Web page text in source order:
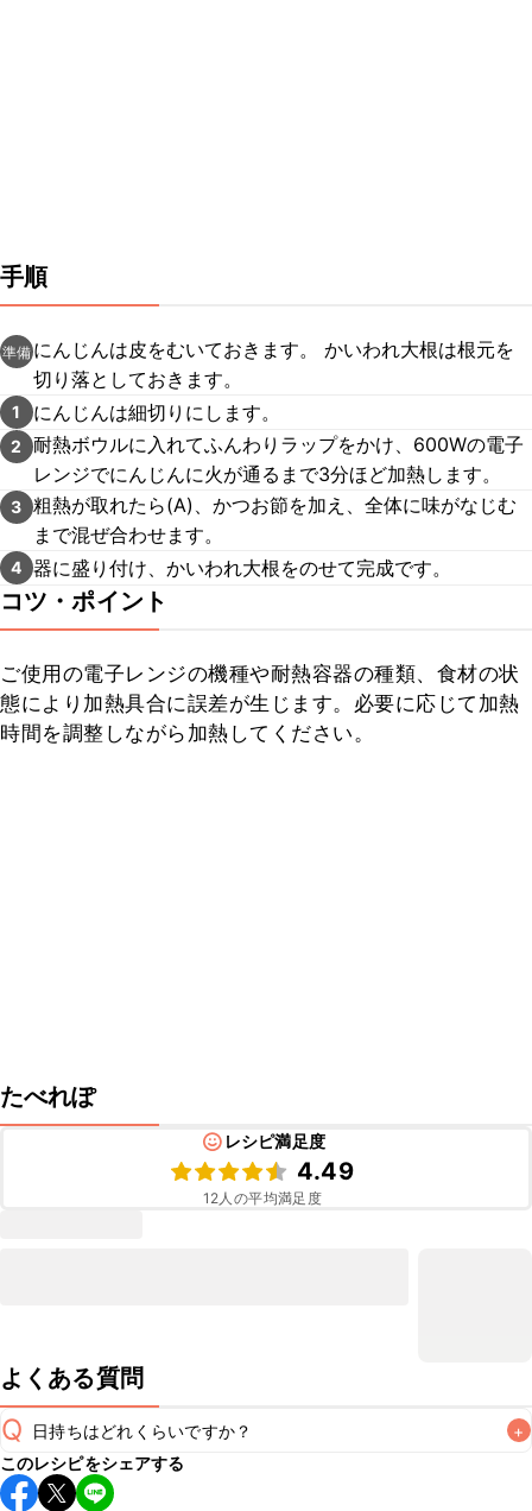
手順
準備 にんじんは皮をむいておきます。 かいわれ大根は根元を
切り落としておきます。
1 にんじんは細切りにします。
2
耐熱ボウルに入れてふんわりラップをかけ、600Wの電子
レンジでにんじんに火が通るまで3分ほど加熱します。
3 粗熱が取れたら(A)、かつお節を加え、全体に味がなじむ
まで混ぜ合わせます。
4 器に盛り付け、かいわれ大根をのせて完成です。
コツ・ポイント
ご使用の電子レンジの機種や耐熱容器の種類、食材の状
態により加熱具合に誤差が生じます。必要に応じて加熱
時間を調整しながら加熱してください。
たべれぽ
レシピ満足度
4.49
12人の平均満足度
よくある質問
Q 日持ちはどれくらいですか？ +
保存期間は冷蔵で当日中が目安です。なるべくお早めにお召
このレシピをシェアする